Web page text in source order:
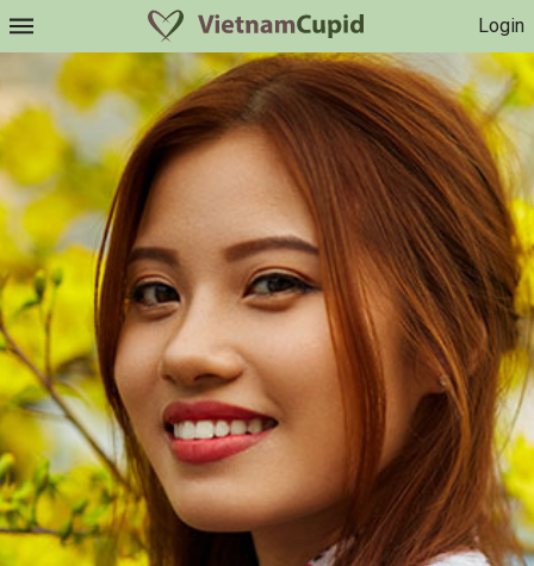
Login